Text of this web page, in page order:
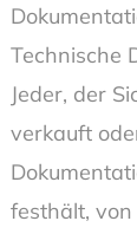
Technische
Jeder, der
verkauft
festhält,